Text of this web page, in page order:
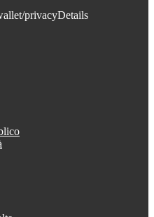
privacyDetails